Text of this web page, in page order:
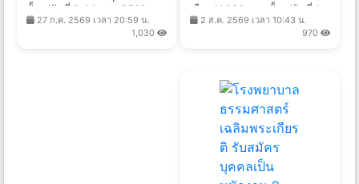
ตั้งแต่วันที่ 6-14 ส.ค. 2569
27 ก.ค. 2569 เวลา 20:59 น.
1,030
เดือน11,000 บาท ตั้งแต่วันที่ 1
ส.ค. - 10 ก.ย. 2569
2 ส.ค. 2569 เวลา 10:43 น.
970